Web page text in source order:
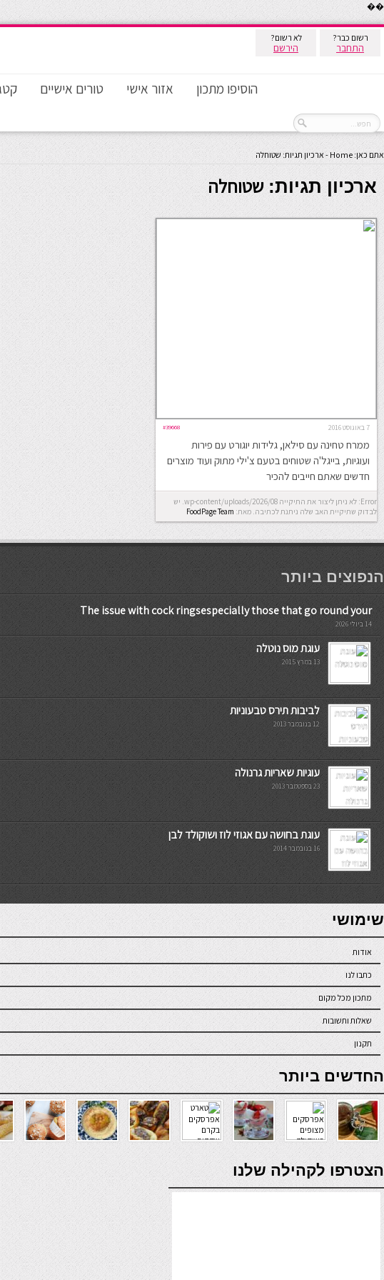
��
רשום כבר?
התחבר
לא רשום?
הירשם
הוסיפו מתכון אזור אישי טורים אישיים
אתם כאן: Home
-ארכיון תגיות: שטוחלה
ארכיון תגיות:שטוחלה
7 באוגוסט 2016 #39668
ממרח טחינה עם סילאן, גלידות יוגורט עם פירות
ועוגיות, בייגל'ה שטוחים בטעם צ'ילי מתוק ועוד מוצרים
חדשים שאתם חייבים להכיר
Error: לא ניתן ליצור את התיקייה wp-content/uploads/2026/08. יש
לבדוק שתיקיית האב שלה ניתנת לכתיבה. מאת: FoodPage Team
мостбет кг
הנפוצים ביותר
The issue with cock ringsespecially those that go round your
14 ביולי 2026
עוגת מוס נוטלה
13 במרץ 2015
לביבות תירס טבעוניות
12 בנובמבר 2013
עוגיות שאריות גרנולה
23 בספטמבר 2013
עוגת בחושה עם אגוזי לוז ושוקולד לבן
16 בנובמבר 2014
7slots
seriöse online casinos österreich
שימושי
אודות
כתבו לנו
מתכון מכל מקום
שאלות ותשובות
תקנון
online casino
החדשים ביותר
verde casino
הצטרפו לקהילה שלנו